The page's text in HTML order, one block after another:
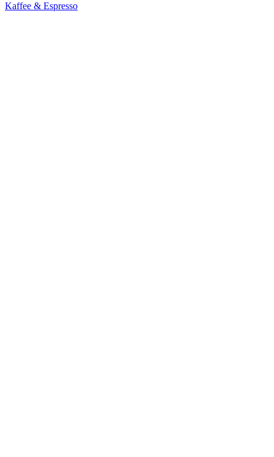
Kaffee & Espresso